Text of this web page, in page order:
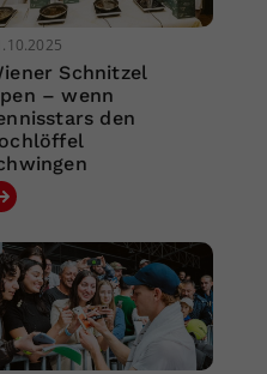
Schnitzel
– wenn
den